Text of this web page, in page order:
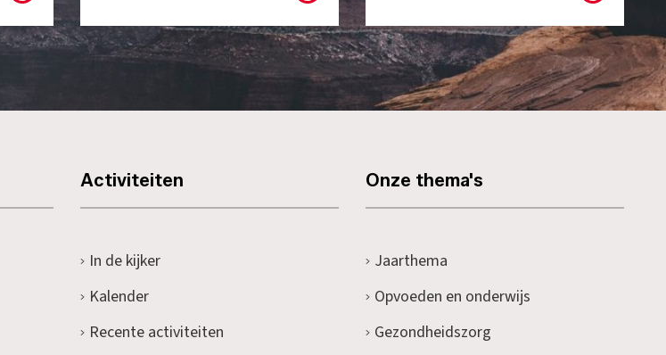
Activiteiten
In de kijker
Kalender
Recente activiteiten
Onze thema's
Jaarthema
Opvoeden en onderwijs
Gezondheidszorg